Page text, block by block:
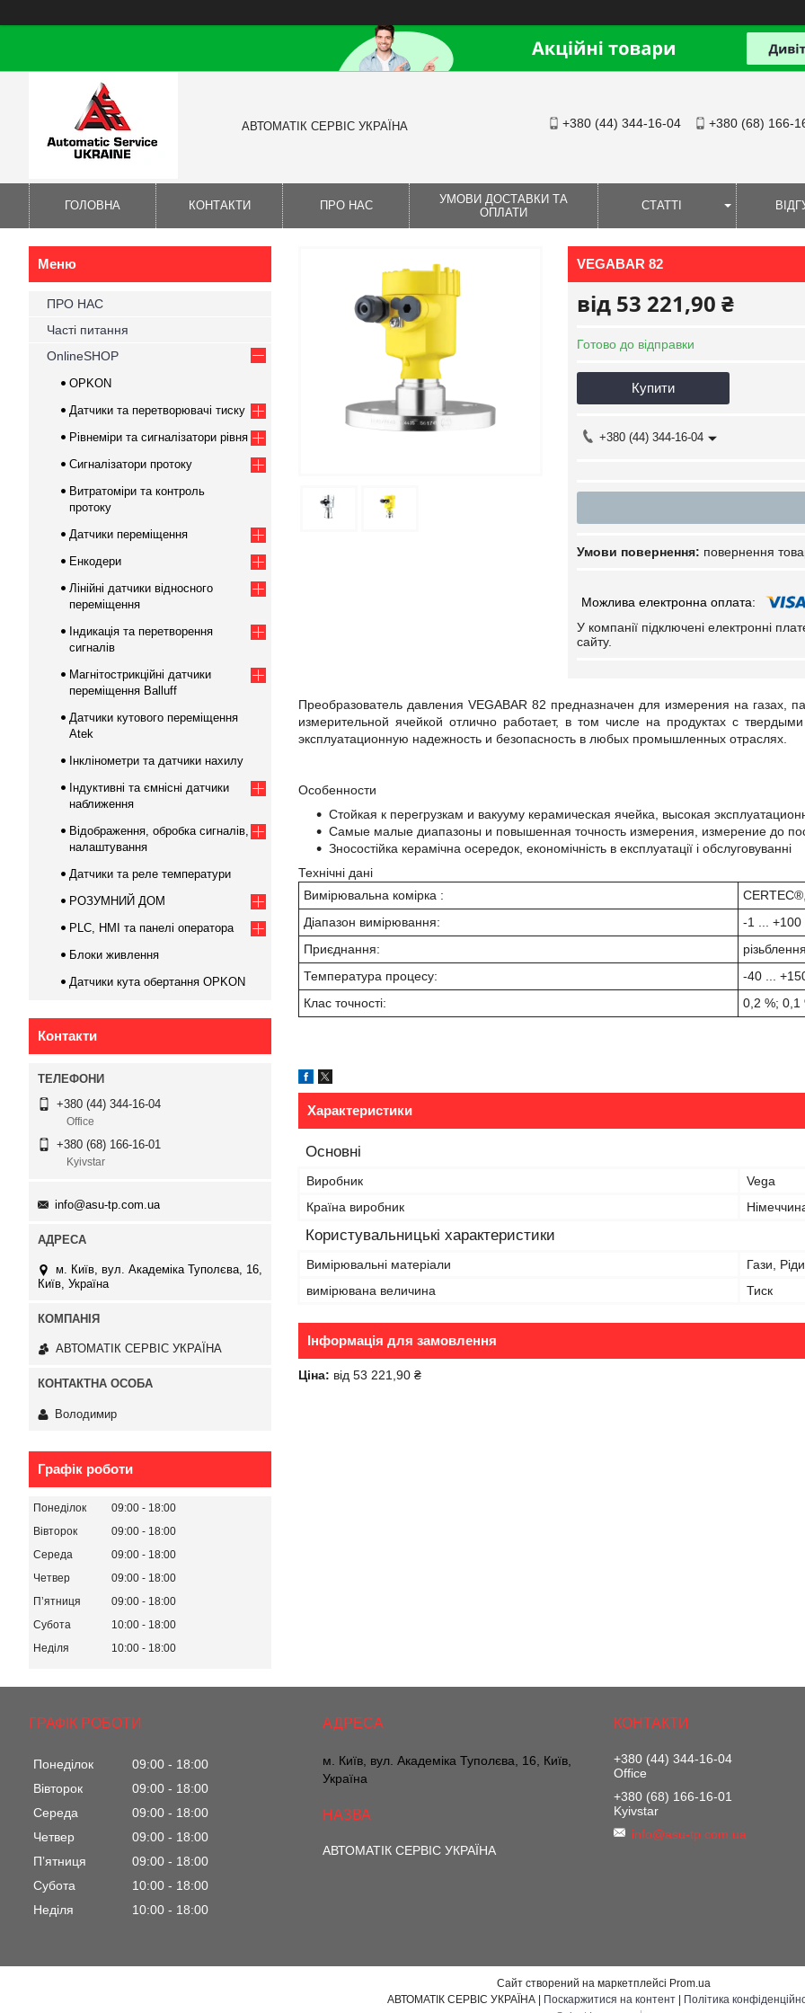
АВТОМАТІК СЕРВІС УКРАЇНА +380 (44) 344-16-04 +380 (68) 166-
ГОЛОВНА КОНТАКТИ ПРО НАС
УМОВИ ДОСТАВКИ ТА
ОПЛАТИ
СТАТТІ
VEGABAR 82
від 53 221,90 ₴
Готово до відправки
Купити
+380 (44) 344-16-04
повернення
У компанії підключені електронні
сайту.
Преобразователь давления VEGABAR 82 предназначен для измерения на газах,
измерительной ячейкой отлично работает, в том числе на продуктах с
эксплуатационную надежность и безопасность в любых промышленных отраслях.
Особенности
Стойкая к перегрузкам и вакууму керамическая ячейка, высокая
Самые малые диапазоны и повышенная точность измерения, измерение до
Зносостійка керамічна осередок, економічність в експлуатації і обслуговуванні
Технічні дані
Вимірювальна комірка :
Діапазон вимірювання:
-1 ...
Приєднання:
Температура процесу:
-40 ...
Клас точності:
0,2 %; 0,1
Характеристики
Основні
Виробник
Vega
Країна виробник
Користувальницькі характеристики
Вимірювальні матеріали
Гази,
вимірювана величина
Тиск
Інформація для замовлення
Ціна: від 53 221,90 ₴
ПРО НАС
Часті питання
OnlineSHOP
OPKON
Датчики та перетворювачі тиску
Рівнеміри та сигналізатори рівня
Сигналізатори протоку
Витратоміри та контроль
протоку
Датчики переміщення
Енкодери
Лінійні датчики відносного
переміщення
Індикація та перетворення
сигналів
Магнітострикційні датчики
переміщення Balluff
Датчики кутового переміщення
Atek
Інклінометри та датчики нахилу
Індуктивні та ємнісні датчики
наближення
Відображення, обробка сигналів,
налаштування
Датчики та реле температури
РОЗУМНИЙ ДОМ
PLC, HMI та панелі оператора
Блоки живлення
Датчики кута обертання OPKON
Контакти
+380 (44) 344-16-04
Office
+380 (68) 166-16-01
Kyivstar
info@asu-tp.com.ua
м. Київ, вул. Академіка Туполєва, 16,
Київ, Україна
АВТОМАТІК СЕРВІС УКРАЇНА
Володимир
Графік роботи
Понеділок 09:00
18:00
Вівторок
09:00
18:00
Середа
09:00
18:00
Четвер
09:00
18:00
Пʼятниця
09:00
18:00
Субота
10:00
18:00
Неділя
10:00 18:00
ГРАФІК РОБОТИ
Понеділок 09:00
18:00
Вівторок
09:00
18:00
Середа
09:00
18:00
Четвер
09:00
18:00
Пʼятниця
09:00
18:00
Субота
10:00
18:00
Неділя
10:00 18:00
м. Київ, вул. Академіка Туполєва, 16, Київ,
Україна
АВТОМАТІК СЕРВІС УКРАЇНА
+380 (44) 344-16-04
Office
+380 (68) 166-16-01
Kyivstar
info@asu-tp.com.ua
Сайт створений на маркетплейсі Prom.ua
АВТОМАТІК СЕРВІС УКРАЇНА | Поскаржитися на контент | Політика